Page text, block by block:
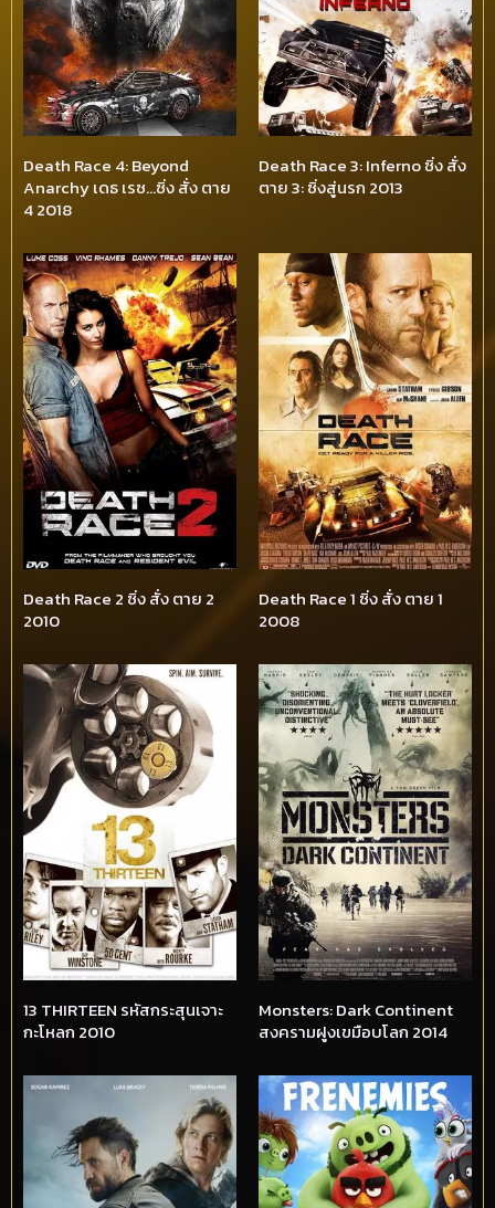
Death Race 4: Beyond
Anarchy เดธ เรซ…ซิ่ง สั่ง ตาย
4 2018
Death Race 3: Inferno ซิ่ง สั่ง
ตาย 3: ซิ่งสู่นรก 2013
Death Race 2 ซิ่ง สั่ง ตาย 2
2010
Death Race 1 ซิ่ง สั่ง ตาย 1
2008
13 THIRTEEN รหัสกระสุนเจาะ
กะโหลก 2010
Monsters: Dark Continent
สงครามฝูงเขมือบโลก 2014